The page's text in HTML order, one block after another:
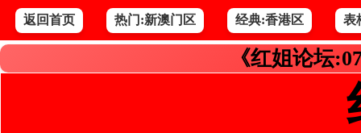
返回首页 热门:新澳门区 经典:香港区 表
《红姐论坛